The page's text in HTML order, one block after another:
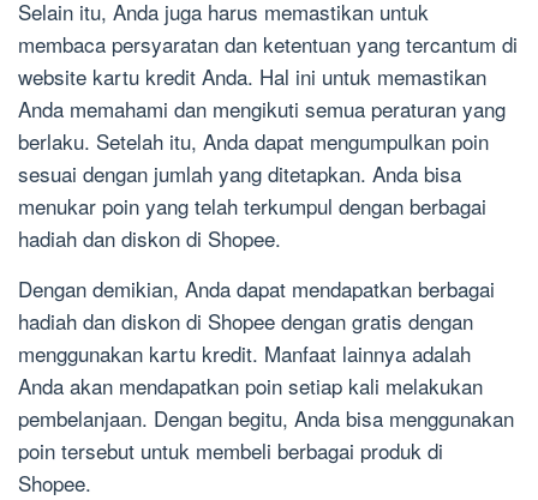
Selain itu, Anda juga harus memastikan untuk
membaca persyaratan dan ketentuan yang tercantum di
website kartu kredit Anda. Hal ini untuk memastikan
Anda memahami dan mengikuti semua peraturan yang
berlaku. Setelah itu, Anda dapat mengumpulkan poin
sesuai dengan jumlah yang ditetapkan. Anda bisa
menukar poin yang telah terkumpul dengan berbagai
hadiah dan diskon di Shopee.
Dengan demikian, Anda dapat mendapatkan berbagai
hadiah dan diskon di Shopee dengan gratis dengan
menggunakan kartu kredit. Manfaat lainnya adalah
Anda akan mendapatkan poin setiap kali melakukan
pembelanjaan. Dengan begitu, Anda bisa menggunakan
poin tersebut untuk membeli berbagai produk di
Shopee.